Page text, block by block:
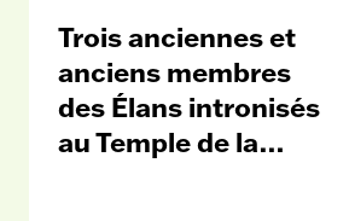
Trois anciennes et
anciens membres
des Élans intronisés
au Temple de la